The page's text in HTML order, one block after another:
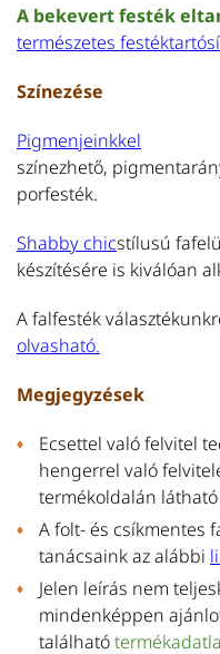
A bekevert festék
természetes
Színezése
Pigmenjeinkkel
színezhető,
porfesték.
Shabby chicstílusú
készítésére is kiválóan
A falfesték
olvasható.
Megjegyzések
Ecsettel való felvitel
hengerrel való
termékoldalán
A folt- és csíkmentes
tanácsaink az alábbi
Jelen leírás nem
mindenképpen
található